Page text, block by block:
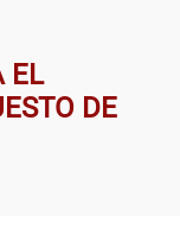
EL
DE